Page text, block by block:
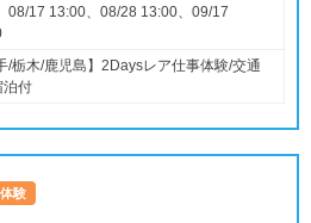
08/17 13:00、08/28 13:00、09/17
/栃木/鹿児島】2Daysレア仕事体験/交通
泊付
験